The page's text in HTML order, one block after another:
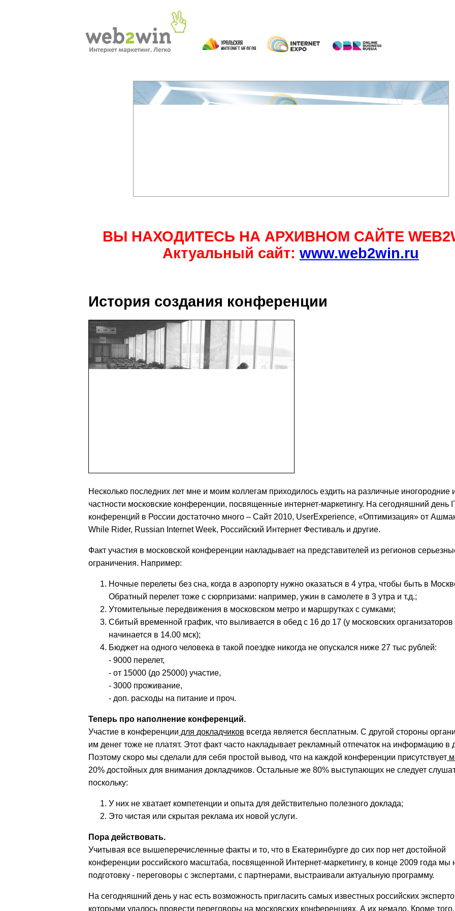
ВЫ НАХОДИТЕСЬ НА АРХИВНОМ САЙТЕ
Актуальный сайт: www.web2win.ru
История создания конференции
Несколько последних лет мне и моим коллегам приходилось ездить на различные иногородние
частности московские конференции, посвященные интернет-маркетингу. На сегодняшний день
конференций в России достаточно много – Сайт 2010, UserExperience, «Оптимизация» от
While Rider, Russian Internet Week, Российский Интернет Фестиваль и другие.
Факт участия в московской конференции накладывает на представителей из регионов
ограничения. Например:
Ночные перелеты без сна, когда в аэропорту нужно оказаться в 4 утра, чтобы быть в
Обратный перелет тоже с сюрпризами: например, ужин в самолете в 3 утра и т.д.;
Утомительные передвижения в московском метро и маршрутках с сумками;
Сбитый временной график, что выливается в обед с 16 до 17 (у московских организаторов
начинается в 14.00 мск);
Бюджет на одного человека в такой поездке никогда не опускался ниже 27 тыс рублей:
- 9000 перелет,
- от 15000 (до 25000) участие,
- 3000 проживание,
- доп. расходы на питание и проч.
Теперь про наполнение конференций.
Участие в конференции для докладчиков всегда является бесплатным. С другой стороны
им денег тоже не платят. Этот факт часто накладывает рекламный отпечаток на информацию в
Поэтому скоро мы сделали для себя простой вывод, что на каждой конференции присутствует
20% достойных для внимания докладчиков. Остальные же 80% выступающих не следует
поскольку:
У них не хватает компетенции и опыта для действительно полезного доклада;
Это чистая или скрытая реклама их новой услуги.
Пора действовать.
Учитывая все вышеперечисленные факты и то, что в Екатеринбурге до сих пор нет достойной
конференции российского масштаба, посвященной Интернет-маркетингу, в конце 2009 года мы
подготовку - переговоры с экспертами, с партнерами, выстраивали актуальную программу.
На сегодняшний день у нас есть возможность пригласить самых известных российских
которыми удалось провести переговоры на московских конференциях. А их немало. Кроме